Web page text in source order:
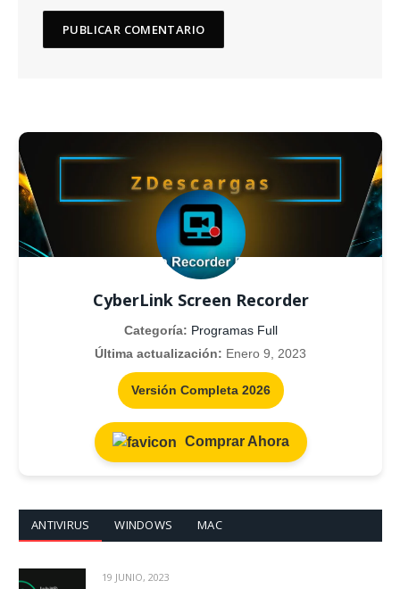
CyberLink Screen Recorder
Categoría: Programas Full
Última actualización: Enero 9, 2023
Versión Completa 2026
Comprar Ahora
ANTIVIRUS WINDOWS MAC
19 JUNIO, 2023